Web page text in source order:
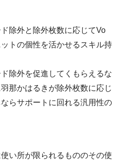
除外と除外枚数に応じてVo
トの個性を活かせるスキル持
除外を促進してくもらえるな
那かはるきが除外枚数に応じ
らサポートに回れる汎用性の
い所が限られるもののその使